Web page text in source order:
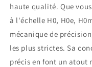
haute qualité. Que
à l'échelle H0, H0e,
mécanique de
les plus strictes. Sa
précis en font un atout